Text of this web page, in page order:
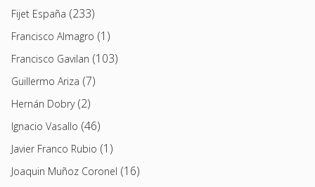
Fijet España (233)
Francisco Almagro (1)
Francisco Gavilan (103)
Guillermo Ariza (7)
Hernán Dobry(2)
Ignacio Vasallo (46)
Javier Franco Rubio (1)
Joaquin Muñoz Coronel (16)